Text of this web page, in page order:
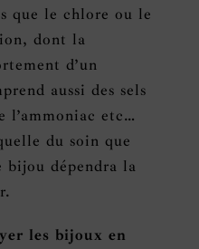
que le chlore ou le
dont la
d’un
aussi des sels
l’ammoniac etc…
du soin que
bijou dépendra la
les bijoux en